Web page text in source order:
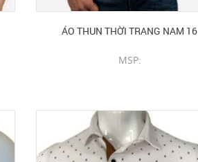
ÁO THUN THỜI TRANG NAM 16
MSP: